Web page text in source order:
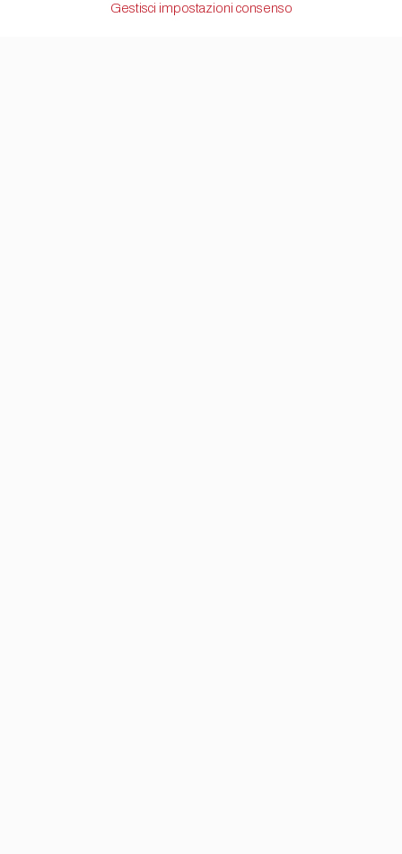
Gestisci impostazioni consenso